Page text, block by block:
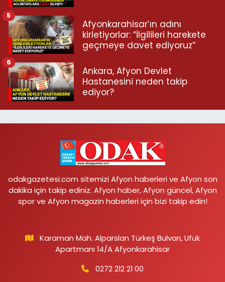
Afyonkarahisar’ın adını
kirletiyorlar: “İlgilileri harekete
geçmeye davet ediyoruz”
5
Ankara, Afyon Devlet
Hastanesini neden takip
ediyor?
6
odakgazetesi.com sitemizi Afyon haberleri ve Afyon son
dakika için takip ediniz. Afyon haber, Afyon güncel, Afyon
spor ve Afyon magazin haberleri için bizi takip edin!
Karaman Mah. Alparslan Türkeş Bulvarı, Ufuk
Apartmanı 14/A Afyonkarahisar
0272 212 21 00